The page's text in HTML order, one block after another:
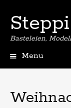
Steppi
Basteleien,
Menu